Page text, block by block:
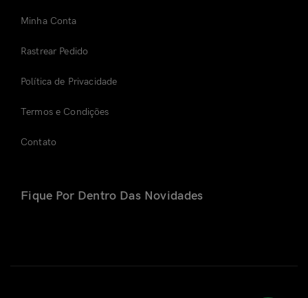
Minha Conta
Rastrear Pedido
Política de Privacidade
Termos e Condições
Contato
Fique Por Dentro Das Novidades